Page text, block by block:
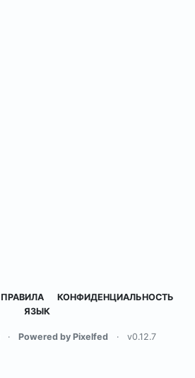
ПРАВИЛА
КОНФИДЕНЦИАЛЬНОСТЬ
ЯЗЫК
· Powered by Pixelfed · v0.12.7